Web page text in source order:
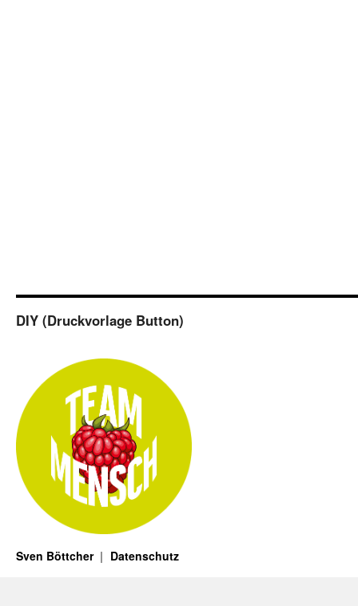
DIY (Druckvorlage Button)
Sven Böttcher Datenschutz